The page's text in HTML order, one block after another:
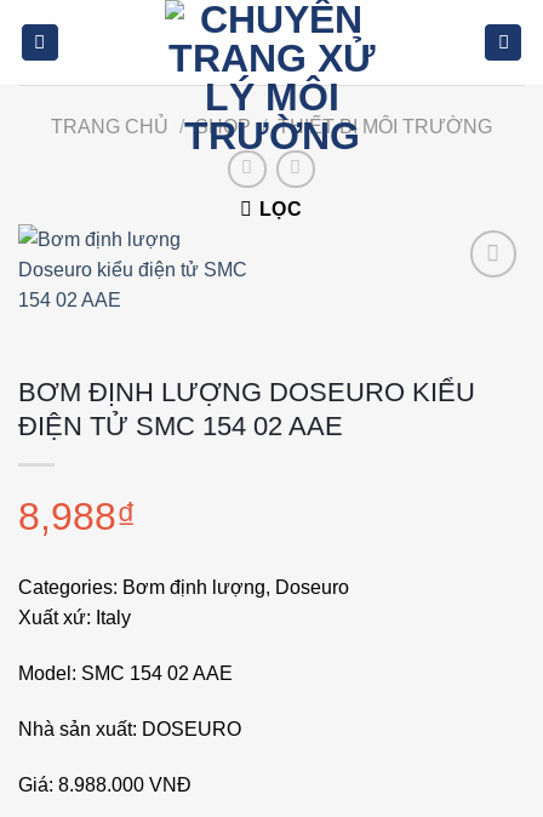
TRANG CHỦ
/ SHOP / THIẾT BỊ MÔI TRƯỜNG
LỌC
BƠM ĐỊNH LƯỢNG DOSEURO KIỂU
ĐIỆN TỬ SMC 154 02 AAE
8,988₫
Categories: Bơm định lượng, Doseuro
Xuất xứ: Italy
Model: SMC 154 02 AAE
Nhà sản xuất: DOSEURO
Giá: 8.988.000 VNĐ